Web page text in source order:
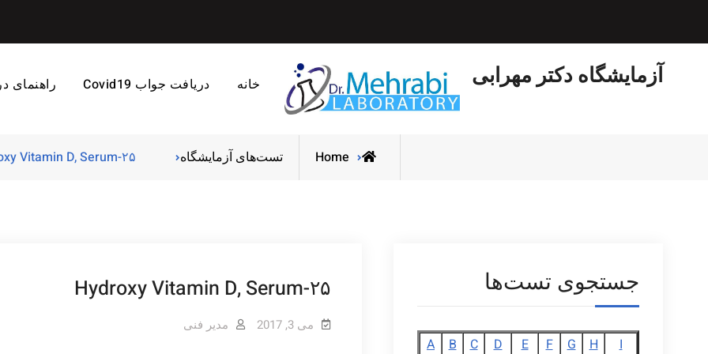
آزمایشگاه دکتر مهرابی خانه دریافت جواب Covid19 راهنمای
Home تست‌های آزمایشگاه ۲۵-Hydroxy Vitamin D, Serum
۲۵-Hydroxy Vitamin D, Serum
می 3, 2017 مدیر فنی
جستجوی تست‌ها
I
H
G
F
E
D
C
B
A